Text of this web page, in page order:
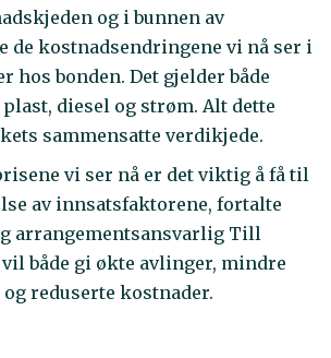
og i bunnen av
de kostnadsendringene vi nå ser i
hos bonden. Det gjelder både
diesel og strøm. Alt dette
sammensatte verdikjede.
vi ser nå er det viktig å få til
av innsatsfaktorene, fortalte
arrangementsansvarlig Till
vil både gi økte avlinger, mindre
reduserte kostnader.